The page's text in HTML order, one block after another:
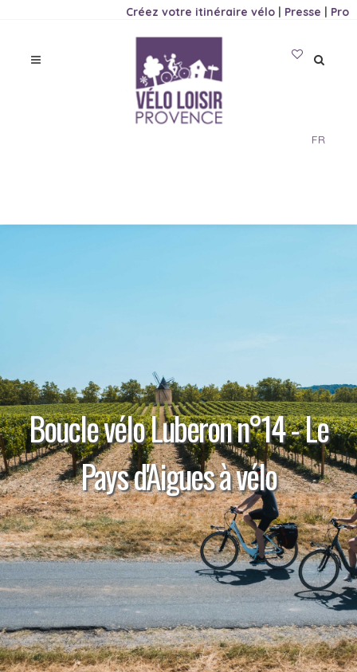
Créez votre itinéraire vélo | Presse | Pro
FR
Boucle vélo Luberon n°14 - Le
Pays d'Aigues à vélo